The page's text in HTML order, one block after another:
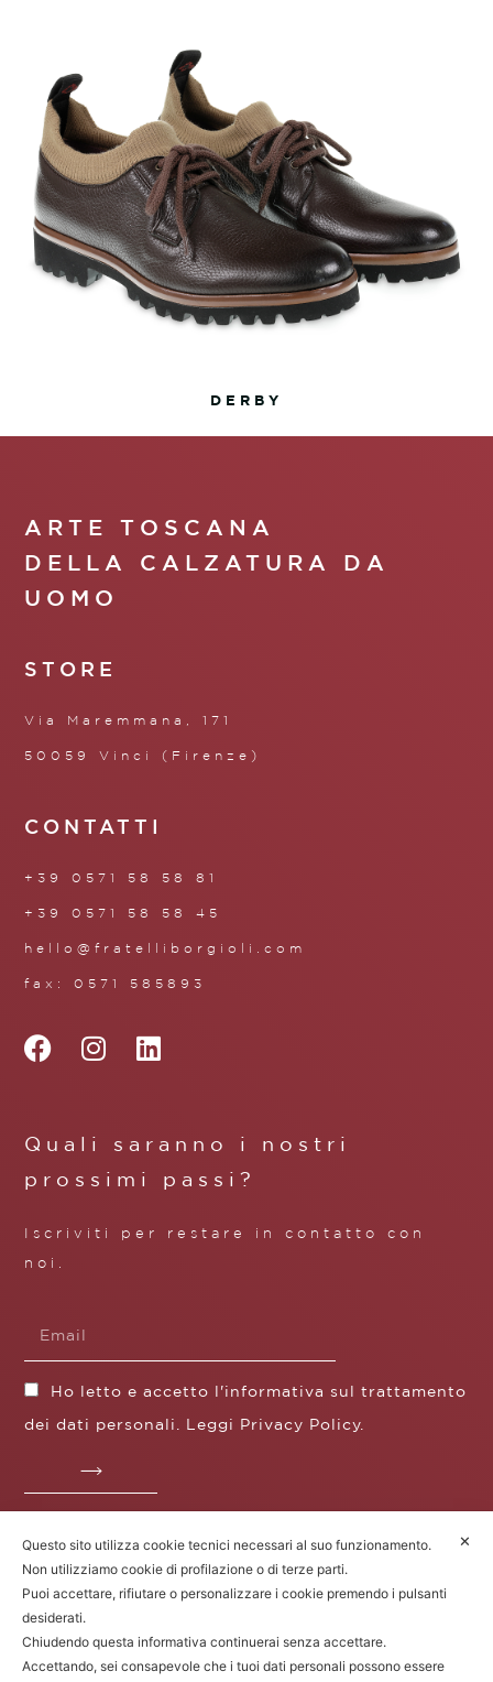
DERBY
ARTE TOSCANA
DELLA CALZATURA DA
UOMO
STORE
Via Maremmana, 171
50059 Vinci (Firenze)
CONTATTI
+39 0571 58 58 81
+39 0571 58 58 45
hello@fratelliborgioli.com
fax: 0571 585893
Quali saranno i nostri
prossimi passi?
Iscriviti per restare in contatto con
noi.
Ho letto e accetto l'informativa sul trattamento
dei dati personali. Leggi Privacy Policy
Operazione / progetto co-finanziato dal POS FESR
Toscana 2014-2020
✕
Questo sito utilizza cookie tecnici necessari al suo funzionamento.
Non utilizziamo cookie di profilazione o di terze parti.
Puoi accettare, rifiutare o personalizzare i cookie premendo i pulsanti
desiderati.
Chiudendo questa informativa continuerai senza accettare.
Accettando, sei consapevole che i tuoi dati personali possono essere